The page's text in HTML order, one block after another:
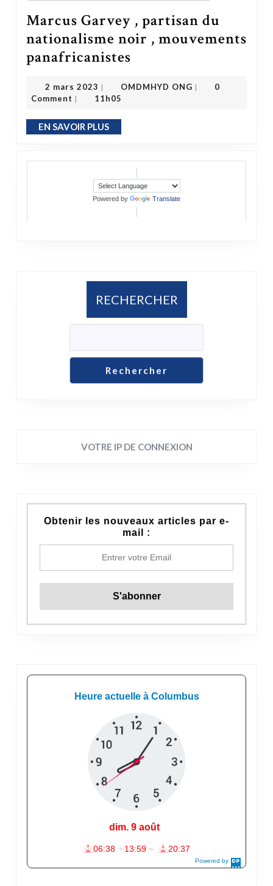
Marcus Garvey , partisan du
nationalisme noir , mouvements
panafricanistes
2 mars 2023 2 mars 2023
| OMDMHYD ONG |
0
Comment | 11h05
EN SAVOIR PLUSEN SAVOIR PLUS
Powered by Translate
RECHERCHER
Rechercher
VOTRE IP DE CONNEXION
Obtenir les nouveaux articles par e-
mail :